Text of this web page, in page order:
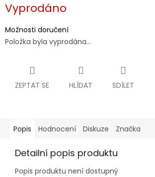
cena:
Vyprodáno
Možnosti doručení
Položka byla vyprodána…
ZEPTAT SE HLÍDAT SDÍLET
Popis Hodnocení Diskuze Značka
Detailní popis produktu
Popis produktu není dostupný